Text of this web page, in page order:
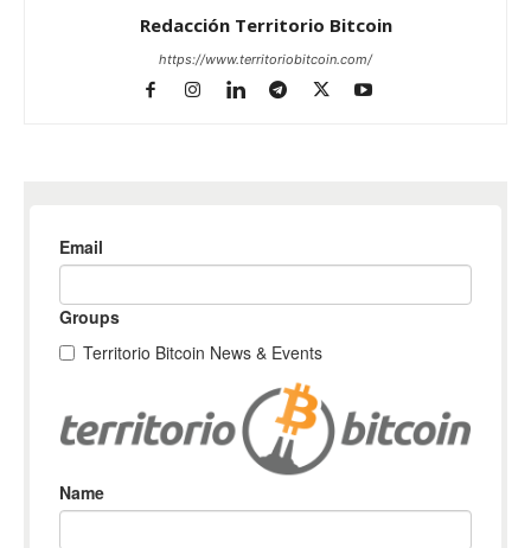
Redacción Territorio Bitcoin
https://www.territoriobitcoin.com/